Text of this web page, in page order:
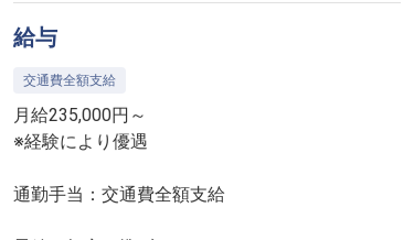
給与
交通費全額支給
月給235,000円～
※経験により優遇
通勤手当：交通費全額支給